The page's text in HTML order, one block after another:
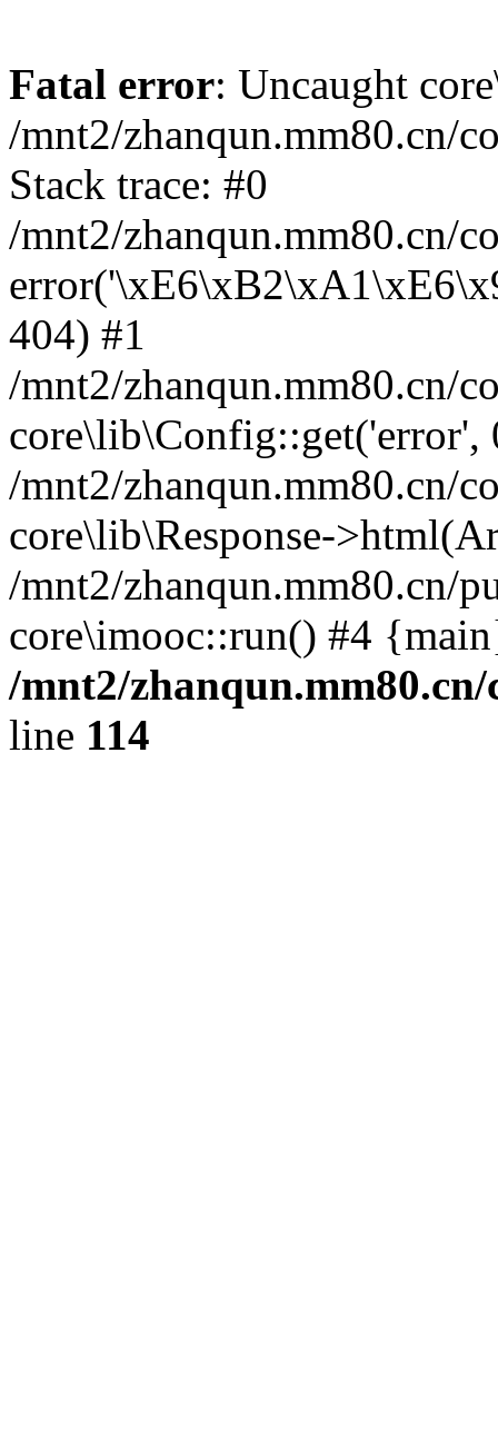
Fatal error: Uncaught
/mnt2/zhanqun.mm80.cn/
Stack trace: #0
/mnt2/zhanqun.mm80.cn/
404) #1
/mnt2/zhanqun.mm80.cn/
core\lib\Config::get('error',
/mnt2/zhanqun.mm80.cn/
core\lib\Response-
/mnt2/zhanqun.mm80.cn/
core\imooc::run() #4
/mnt2/
line 114